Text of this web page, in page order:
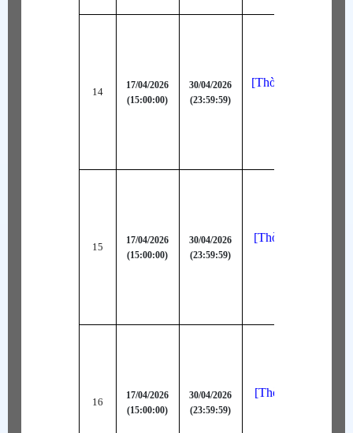
14
17/04/2026
(15:00:00)
30/04/2026
(23:59:59)
[Thời Trang Bậc
15
17/04/2026
(15:00:00)
30/04/2026
(23:59:59)
[Thời Trang Bậc
16
17/04/2026
(15:00:00)
30/04/2026
(23:59:59)
[Thời Trang Bậc